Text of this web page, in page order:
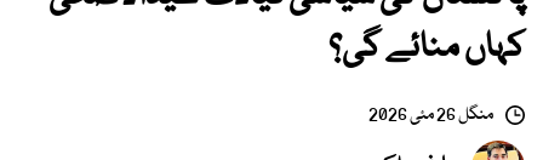
کہاں منائے گی؟
منگل 26 مئی 2026